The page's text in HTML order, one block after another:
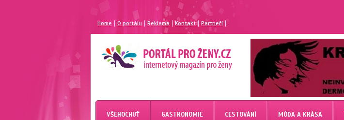
Home |O portálu Reklama Kontakt| Partneří
MAGAZÍN PRO ŽENY
PORTÁL PRO ŽENY.CZ
VŠEHOCHUŤ GASTRONOMIE CESTOVÁNÍ MÓDA A KRÁSA